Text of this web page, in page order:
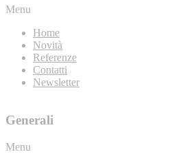
Menu
Home
Novità
Referenze
Contatti
Newsletter
Generali
Menu